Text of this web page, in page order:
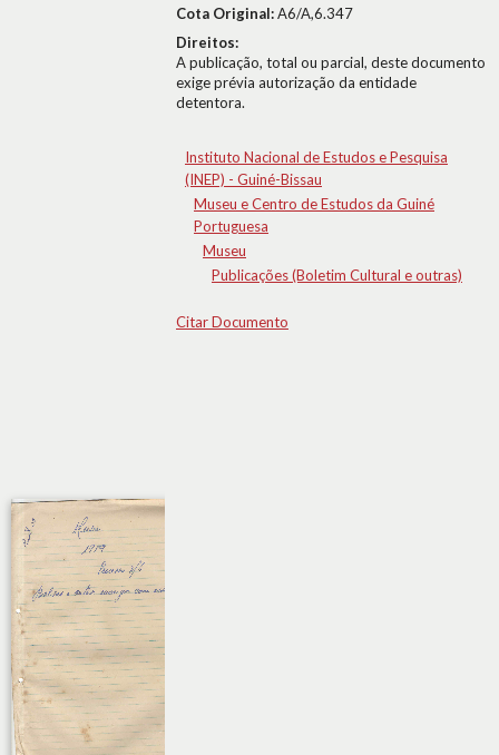
Cota Original:A6/A,6.347
Direitos:
A publicação, total ou parcial, deste documento
exige prévia autorização da entidade
detentora.
Instituto Nacional de Estudos e Pesquisa
(INEP) - Guiné-Bissau
Museu e Centro de Estudos da Guiné
Portuguesa
Museu
Publicações (Boletim Cultural e outras)
Citar Documento